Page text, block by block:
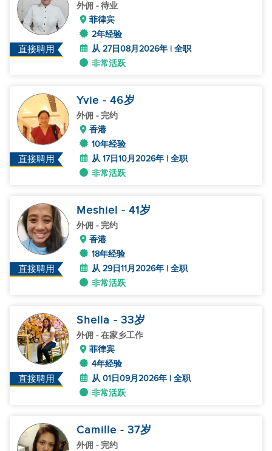
直接聘用
外佣 - 待业
菲律宾
2年经验
从 27日08月2026年 | 全职
非常活跃
直接聘用
Yvie - 46岁
外佣 - 完约
香港
10年经验
从 17日10月2026年 | 全职
非常活跃
直接聘用
Meshiel - 41岁
外佣 - 完约
香港
18年经验
从 29日11月2026年 | 全职
非常活跃
直接聘用
Shella - 33岁
外佣 - 在家乡工作
菲律宾
4年经验
从 01日09月2026年 | 全职
非常活跃
Camille - 37岁
外佣 - 完约